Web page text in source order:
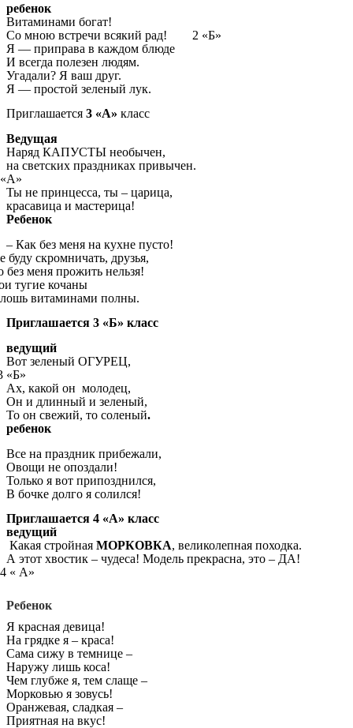
ребенок
Витаминами богат!
Со мною встречи всякий рад! 2 «Б»
Я — приправа в каждом блюде
И всегда полезен людям.
Угадали? Я ваш друг.
Я — простой зеленый лук.
Приглашается 3 «А» класс
Ведущая
Наряд КАПУСТЫ необычен,
на светских праздниках привычен.
Ты не принцесса, ты – царица,
красавица и мастерица!
Ребенок
– Как без меня на кухне пусто!
друзья,
прожить нельзя!
кочаны
полны.
Приглашается 3 «Б» класс
ведущий
Вот зеленый ОГУРЕЦ,
Ах, какой он молодец,
Он и длинный и зеленый,
То он свежий, то соленый.
ребенок
Все на праздник прибежали,
Овощи не опоздали!
Только я вот припозднился,
В бочке долго я солился!
Приглашается 4 «А» класс
ведущий
Какая стройная МОРКОВКА, великолепная походка.
А этот хвостик – чудеса! Модель прекрасна, это – ДА!
Ребенок
Я красная девица!
На грядке я – краса!
Сама сижу в темнице –
Наружу лишь коса!
Чем глубже я, тем слаще –
Морковью я зовусь!
Оранжевая, сладкая –
Приятная на вкус!